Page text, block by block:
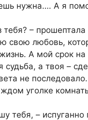
нужна…. А я
– прошептала
свою любовь,
А мой срок
а твоя –
не последовало.
уголке
тебя, –